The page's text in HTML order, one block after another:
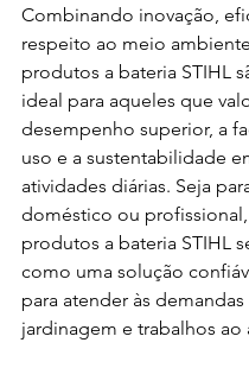
Combinando inovação,
respeito ao meio
produtos a bateria STIHL
ideal para aqueles que
desempenho superior, a
uso e a sustentabilidade
atividades diárias. Seja
doméstico ou
produtos a bateria STIHL
como uma solução
para atender às demandas
jardinagem e trabalhos ao